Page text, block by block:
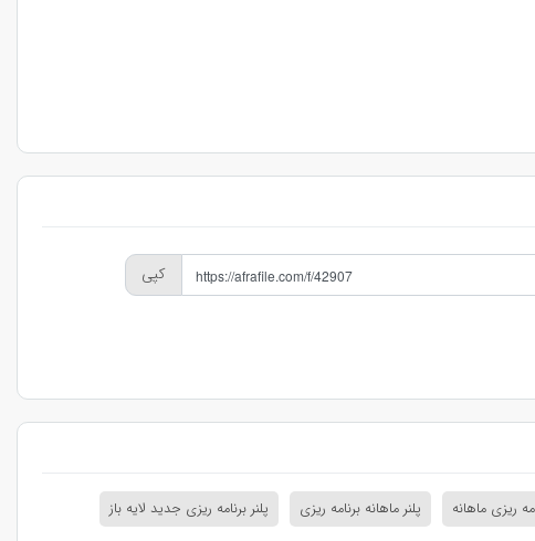
کپی
ریزی ماهانه پلنر ماهانه برنامه ریزی
پلنر برنامه ریزی جدید لایه باز